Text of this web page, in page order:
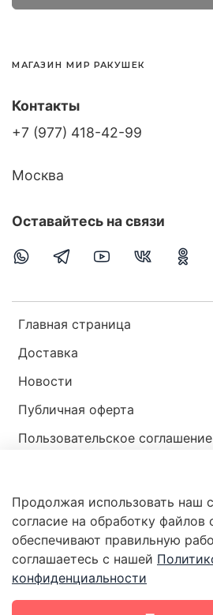
МАГАЗИН МИР РАКУШЕК
Главная страница
Доставка
Новости
Публичная оферта
Пользовательское соглашение
Контакты
+7 (977) 418-42-99
Москва
Оставайтесь на связи
Магазин мир ракушек
Продолжая использовать наш
согласие на обработку
обеспечивают правильную
соглашаетесь с нашей
конфиденциальности